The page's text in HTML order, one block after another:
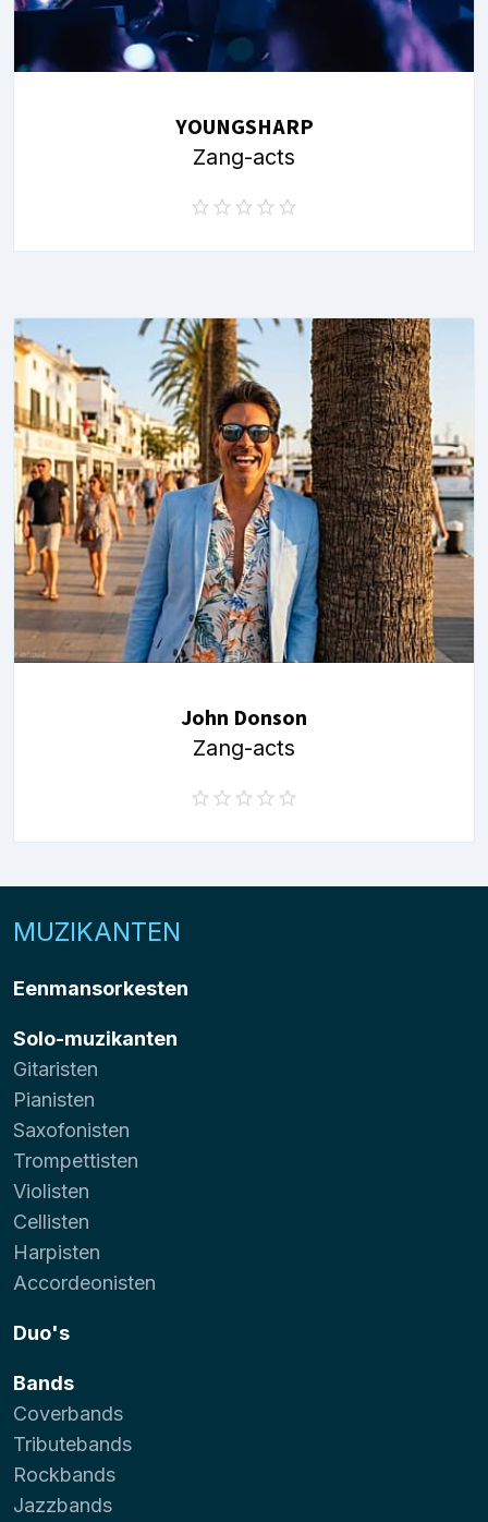
YOUNGSHARP
Zang-acts
John Donson
Zang-acts
MUZIKANTEN
Eenmansorkesten
Solo-muzikanten
Gitaristen
Pianisten
Saxofonisten
Trompettisten
Violisten
Cellisten
Harpisten
Accordeonisten
Duo's
Bands
Coverbands
Tributebands
Rockbands
Jazzbands